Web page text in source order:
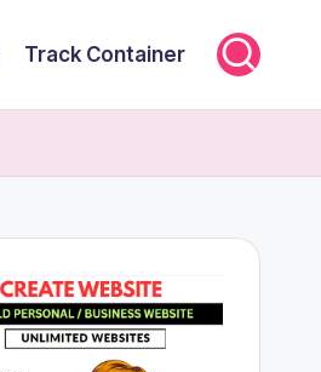
Track Container